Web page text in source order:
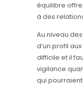
équilibre
à des
Au niveau
d’un profil
difficile et il
vigilance
qui